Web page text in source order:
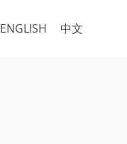
ENGLISH 中文